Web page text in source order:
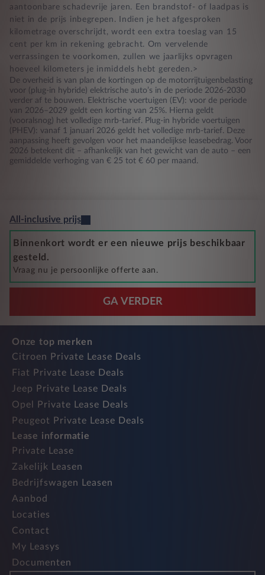
aantoonbare schadevrije jaren. Een brandstof- of laadpas is
niet in de prijs inbegrepen. Indien je het afgesproken
kilometrage overschrijdt, wordt een extra toeslag van 15
cent per km in rekening gebracht. Om vervelende
verrassingen te voorkomen, zullen we jaarlijks opvragen
hoeveel kilometers je inmiddels hebt gereden.>
De overheid is van plan de kortingen op de motorrijtuigenbelasting
voor (plug-in hybride) elektrische auto’s in de periode 2026-2030
verder af te bouwen. Elektrische voertuigen (EV): voor de periode
van 2026–2029 geldt een korting van 25%. Hierna geldt
(vooralsnog) het volledige mrb-tarief. Plug-in hybride voertuigen
(PHEV): vanaf 1 januari 2026 geldt het volledige mrb-tarief. Deze
aanpassing heeft gevolgen voor het maandelijkse leasebedrag. Voor
2026 betekent dit – afhankelijk van het gewicht van de auto – een
gemiddelde verhoging van € 25 tot € 60 per maand.
All-inclusive prijs
Binnenkort wordt er een nieuwe prijs beschikbaar
gesteld.
Vraag nu je persoonlijke offerte aan.
GA VERDER
Onze top merken
Citroen Private Lease Deals
Fiat Private Lease Deals
Jeep Private Lease Deals
Opel Private Lease Deals
Peugeot Private Lease Deals
Lease informatie
Private Lease
Zakelijk Leasen
Bedrijfswagen Leasen
Aanbod
Locaties
Contact
My Leasys
Documenten